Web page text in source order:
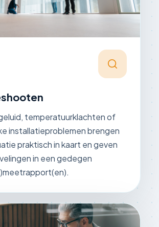
temperatuurklachten of
installatieproblemen brengen
praktisch in kaart en geven
in een gedegen